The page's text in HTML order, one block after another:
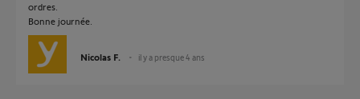
ordres.
Bonne journée.
Nicolas F. il y a presque 4 ans